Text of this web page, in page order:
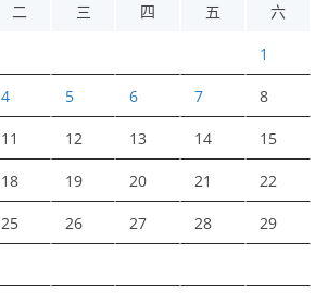
二 三 四 五 六
1
4 5 6 7 8
11 12 13 14 15
18 19 20 21 22
25 26 27 28 29